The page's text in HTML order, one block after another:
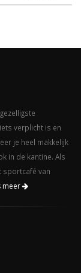
verplicht is en
je heel makkelijk
in de kantine. Als
sportcafé van
meer